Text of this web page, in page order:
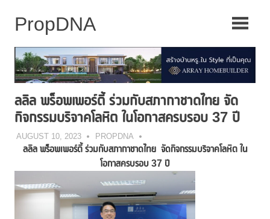
ลลิล พร็อพเพอร์ตี้ ร่วมกับสภากาชาดไทย จัด
กิจกรรมบริจาคโลหิต ในโอกาสครบรอบ 37 ปี
AUGUST 10, 2023 PROPDNA
ลลิล พร็อพเพอร์ตี้ ร่วมกับสภากาชาดไทย จัดกิจกรรมบริจาคโลหิต ใน
โอกาสครบรอบ 37 ปี